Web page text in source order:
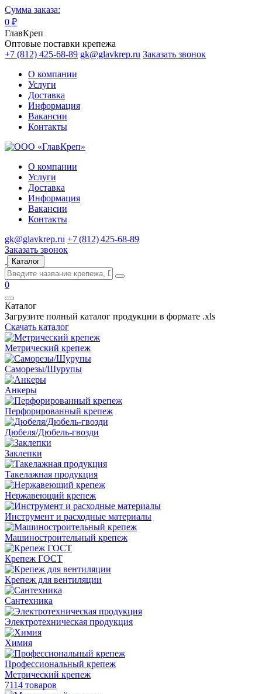
Сумма заказа:
0 ₽
ГлавКреп
Оптовые поставки крепежа
+7 (812) 425-68-89 gk@glavkrep.ru Заказать звонок
О компании
Услуги
Доставка
Информация
Вакансии
Контакты
О компании
Услуги
Доставка
Информация
Вакансии
Контакты
gk@glavkrep.ru +7 (812) 425-68-89
Заказать звонок
Каталог
0
Каталог
Загрузите полный каталог продукции в формате .xls
Скачать каталог
Метрический крепеж
Саморезы/Шурупы
Анкеры
Перфорированный крепеж
Дюбеля/Дюбель-гвозди
Заклепки
Такелажная продукция
Нержавеющий крепеж
Инструмент и расходные материалы
Машиностроительный крепеж
Крепеж ГОСТ
Крепеж для вентиляции
Сантехника
Электротехническая продукция
Химия
Профессиональный крепеж
Метрический крепеж
7114 товаров